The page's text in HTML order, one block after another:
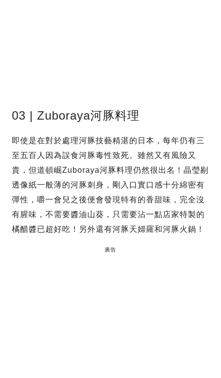
03 | Zuboraya河豚料理
即使是在對於處理河豚技藝精湛的日本，每年仍有三
至五百人因為誤食河豚毒性致死。雖然又有風險又
貴，但道頓崛Zuboraya河豚料理仍然很出名！晶瑩剔
透像紙一般薄的河豚刺身，剛入口實口感十分綿密有
彈性，嚼一會兒之後便會發現特有的香甜味，完全沒
有腥味，不需要醬油山葵，只需要沾一點店家特製的
橘醋醬已超好吃！另外還有河豚天婦羅和河豚火鍋！
廣告